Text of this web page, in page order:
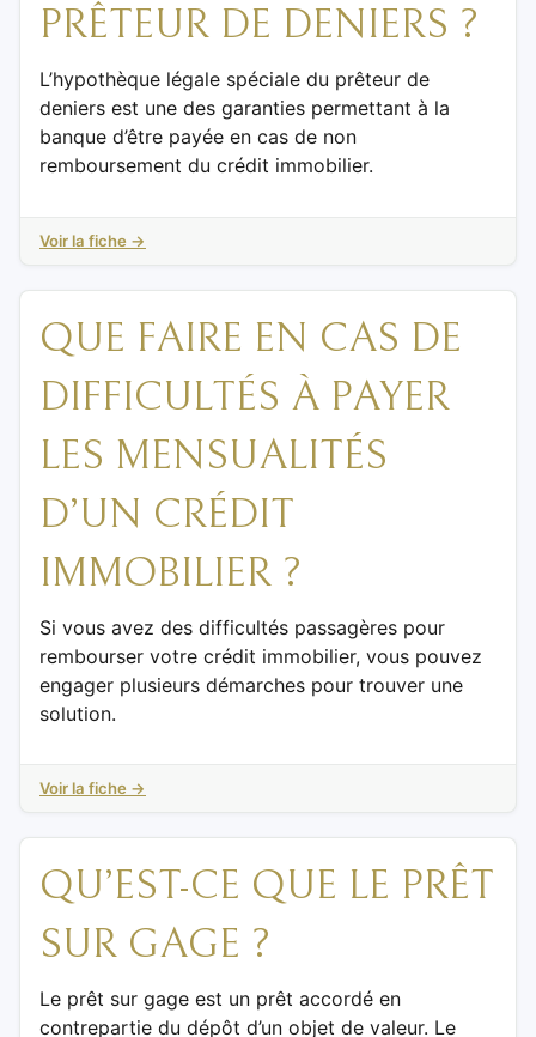
PRÊTEUR DE DENIERS ?
L’hypothèque légale spéciale du prêteur de
deniers est une des garanties permettant à la
banque d’être payée en cas de non
remboursement du crédit immobilier.
Voir la fiche →
QUE FAIRE EN CAS DE
DIFFICULTÉS À PAYER
LES MENSUALITÉS
D’UN CRÉDIT
IMMOBILIER ?
Si vous avez des difficultés passagères pour
rembourser votre crédit immobilier, vous pouvez
engager plusieurs démarches pour trouver une
solution.
Voir la fiche →
QU’EST-CE QUE LE PRÊT
SUR GAGE ?
Le prêt sur gage est un prêt accordé en
contrepartie du dépôt d’un objet de valeur. Le